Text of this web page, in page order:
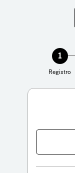
1
Registro